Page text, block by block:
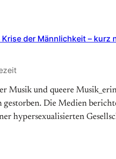
der Männlichkeit – kurz
Musik und queere
Die Medien
hypersexualisierten